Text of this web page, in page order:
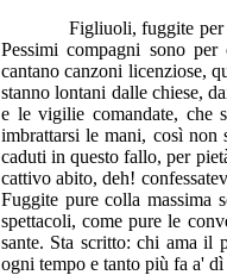
Figliuoli, fuggite per
Pessimi compagni sono
cantano canzoni licenziose,
stanno lontani dalle chiese,
e le vigilie comandate, che
imbrattarsi le mani, così non
caduti in questo fallo, per
cattivo abito, deh!
Fuggite pure colla massima
spettacoli, come pure le
sante. Sta scritto: chi ama
ogni tempo e tanto più fa a'